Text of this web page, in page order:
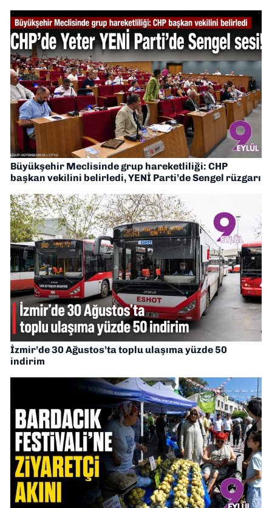
Büyükşehir Meclisinde grup hareketliliği: CHP
başkan vekilini belirledi, YENİ Parti’de Sengel rüzgarı
İzmir’de 30 Ağustos’ta toplu ulaşıma yüzde 50
indirim